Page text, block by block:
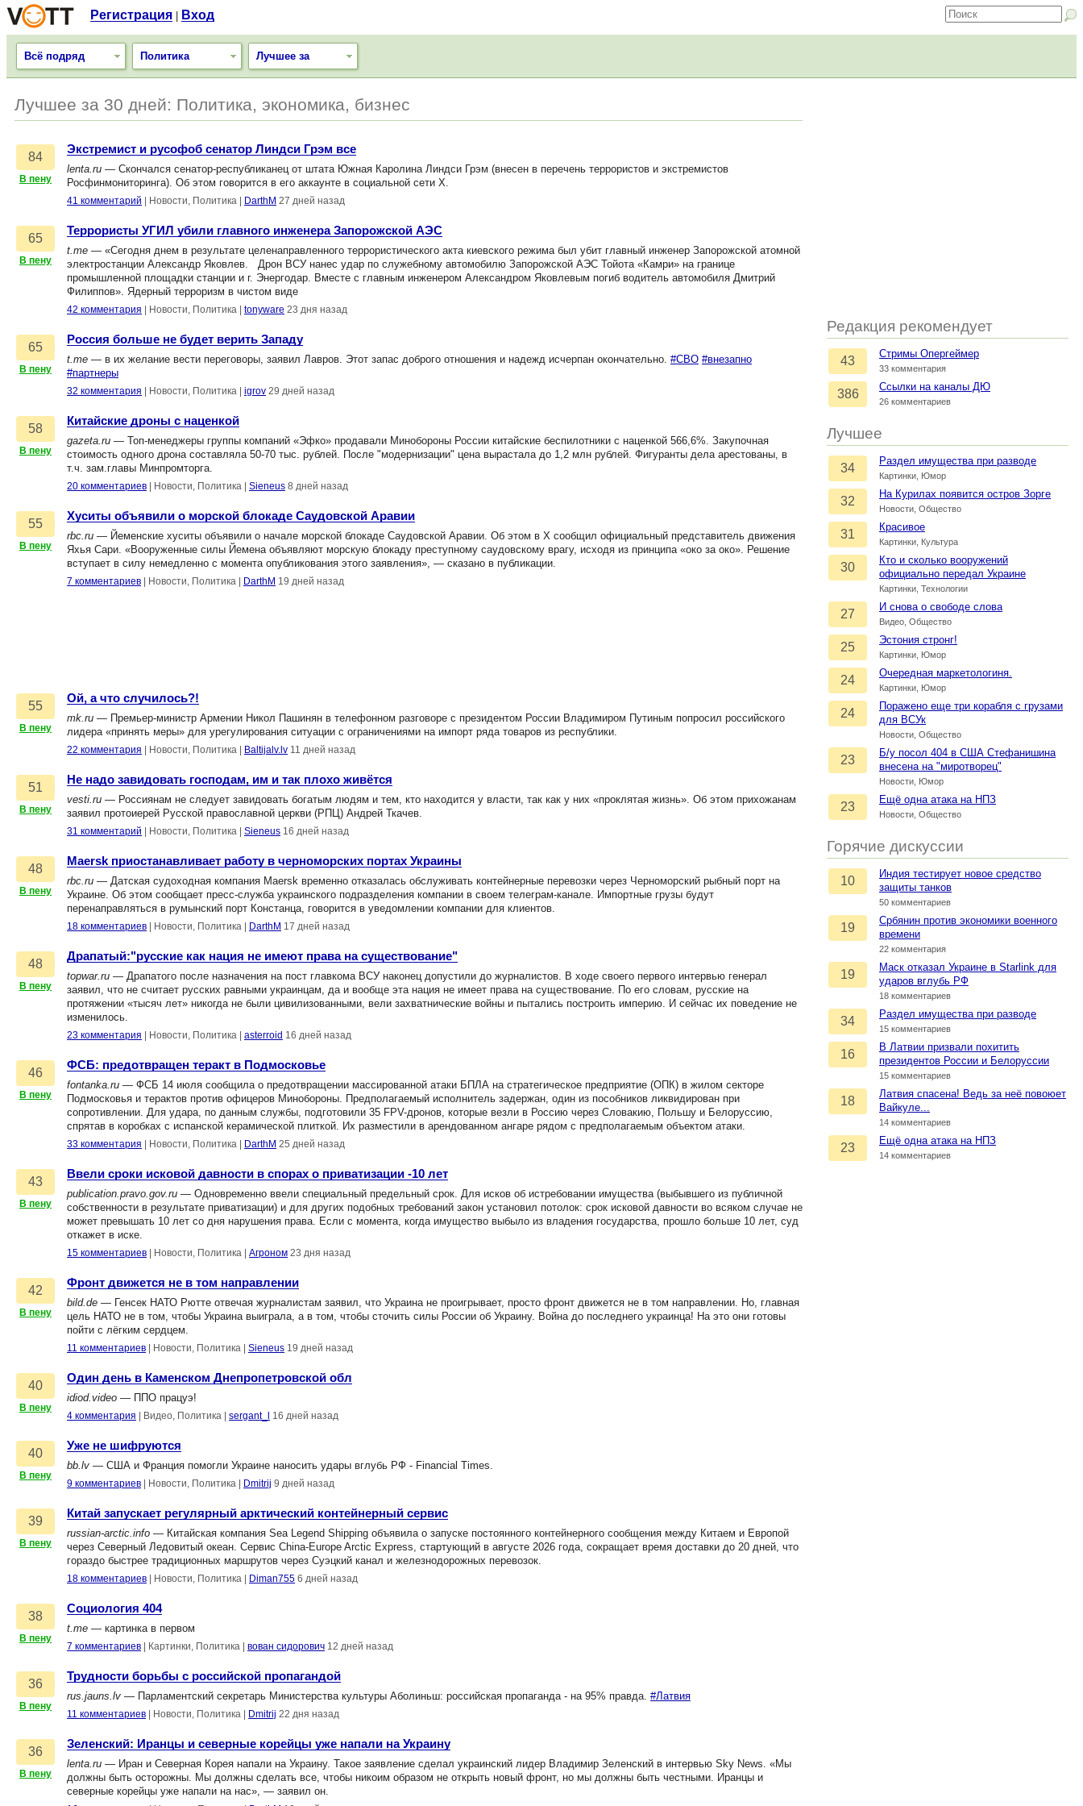
Регистрация Вход
Всё подряд Политика Лучшее за
Редакция рекомендует
43
Стримы Опергеймер
33 комментария
386
Ссылки на каналы ДЮ
26 комментариев
Лучшее
34
Раздел имущества при разводе
Картинки, Юмор
32
На Курилах появится остров Зорге
Новости, Общество
31
Красивое
Картинки, Культура
30
Кто и сколько вооружений
официально передал Украине
Картинки, Технологии
27
И снова о свободе слова
Видео, Общество
25
Эстония стронг!
Картинки, Юмор
24
Очередная маркетологиня.
Картинки, Юмор
24
Поражено еще три корабля с грузами
для ВСУк
Новости, Общество
23
Б/у посол 404 в США Стефанишина
внесена на "миротворец"
Новости, Юмор
23
Ещё одна атака на НПЗ
Новости, Общество
Горячие дискуссии
10
Индия тестирует новое средство
защиты танков
50 комментариев
19
Србянин против экономики военного
времени
22 комментария
19
Маск отказал Украине в Starlink для
ударов вглубь РФ
18 комментариев
34
Раздел имущества при разводе
15 комментариев
16
В Латвии призвали похитить
президентов России и Белоруссии
15 комментариев
18
Латвия спасена! Ведь за неё повоюет
Вайкуле...
14 комментариев
23
Ещё одна атака на НПЗ
14 комментариев
Лучшее за 30 дней: Политика, экономика, бизнес
84
В пену
Экстремист и русофоб сенатор Линдси Грэм все
lenta.ru — Скончался сенатор-республиканец от штата Южная Каролина Линдси Грэм (внесен в перечень террористов и экстремистов
Росфинмониторинга). Об этом говорится в его аккаунте в социальной сети X.
41 комментарий Новости, Политика DarthM 27 дней назад
65
В пену
Террористы УГИЛ убили главного инженера Запорожской АЭС
t.me — «Сегодня днем в результате целенаправленного террористического акта киевского режима был убит главный инженер Запорожской атомной
электростанции Александр Яковлев. Дрон ВСУ нанес удар по служебному автомобилю Запорожской АЭС Тойота «Камри» на границе
промышленной площадки станции и г. Энергодар. Вместе с главным инженером Александром Яковлевым погиб водитель автомобиля Дмитрий
Филиппов». Ядерный терроризм в чистом виде
42 комментария Новости, Политика tonyware 23 дня назад
65
В пену
Россия больше не будет верить Западу
t.me — в их желание вести переговоры, заявил Лавров. Этот запас доброго отношения и надежд исчерпан окончательно. #СВО #внезапно
#партнеры
32 комментария Новости, Политика igrov 29 дней назад
58
В пену
Китайские дроны с наценкой
gazeta.ru — Топ-менеджеры группы компаний «Эфко» продавали Минобороны России китайские беспилотники с наценкой 566,6%. Закупочная
стоимость одного дрона составляла 50-70 тыс. рублей. После "модернизации" цена вырастала до 1,2 млн рублей. Фигуранты дела арестованы, в
т.ч. зам.главы Минпромторга.
20 комментариев Новости, Политика Sieneus 8 дней назад
55
В пену
Хуситы объявили о морской блокаде Саудовской Аравии
rbc.ru — Йеменские хуситы объявили о начале морской блокаде Саудовской Аравии. Об этом в X сообщил официальный представитель движения
Яхья Сари. «Вооруженные силы Йемена объявляют морскую блокаду преступному саудовскому врагу, исходя из принципа «око за око». Решение
вступает в силу немедленно с момента опубликования этого заявления», — сказано в публикации.
7 комментариев Новости, Политика DarthM 19 дней назад
55
В пену
Ой, а что случилось?!
mk.ru — Премьер-министр Армении Никол Пашинян в телефонном разговоре с президентом России Владимиром Путиным попросил российского
лидера «принять меры» для урегулирования ситуации с ограничениями на импорт ряда товаров из республики.
22 комментария Новости, Политика Baltijalv.lv 11 дней назад
51
В пену
Не надо завидовать господам, им и так плохо живётся
vesti.ru — Россиянам не следует завидовать богатым людям и тем, кто находится у власти, так как у них «проклятая жизнь». Об этом прихожанам
заявил протоиерей Русской православной церкви (РПЦ) Андрей Ткачев.
31 комментарий Новости, Политика Sieneus 16 дней назад
48
В пену
Maersk приостанавливает работу в черноморских портах Украины
rbc.ru — Датская судоходная компания Maersk временно отказалась обслуживать контейнерные перевозки через Черноморский рыбный порт на
Украине. Об этом сообщает пресс-служба украинского подразделения компании в своем телеграм-канале. Импортные грузы будут
перенаправляться в румынский порт Констанца, говорится в уведомлении компании для клиентов.
18 комментариев Новости, Политика DarthM 17 дней назад
48
В пену
Драпатый:"русские как нация не имеют права на существование"
topwar.ru — Драпатого после назначения на пост главкома ВСУ наконец допустили до журналистов. В ходе своего первого интервью генерал
заявил, что не считает русских равными украинцам, да и вообще эта нация не имеет права на существование. По его словам, русские на
протяжении «тысяч лет» никогда не были цивилизованными, вели захватнические войны и пытались построить империю. И сейчас их поведение не
изменилось.
23 комментария Новости, Политика asterroid 16 дней назад
46
В пену
ФСБ: предотвращен теракт в Подмосковье
fontanka.ru — ФСБ 14 июля сообщила о предотвращении массированной атаки БПЛА на стратегическое предприятие (ОПК) в жилом секторе
Подмосковья и терактов против офицеров Минобороны. Предполагаемый исполнитель задержан, один из пособников ликвидирован при
сопротивлении. Для удара, по данным службы, подготовили 35 FPV-дронов, которые везли в Россию через Словакию, Польшу и Белоруссию,
спрятав в коробках с испанской керамической плиткой. Их разместили в арендованном ангаре рядом с предполагаемым объектом атаки.
33 комментария Новости, Политика DarthM 25 дней назад
43
В пену
Ввели сроки исковой давности в спорах о приватизации -10 лет
publication.pravo.gov.ru — Одновременно ввели специальный предельный срок. Для исков об истребовании имущества (выбывшего из публичной
собственности в результате приватизации) и для других подобных требований закон установил потолок: срок исковой давности во всяком случае не
может превышать 10 лет со дня нарушения права. Если с момента, когда имущество выбыло из владения государства, прошло больше 10 лет, суд
откажет в иске.
15 комментариев Новости, Политика Агроном 23 дня назад
42
В пену
Фронт движется не в том направлении
bild.de — Генсек НАТО Рютте отвечая журналистам заявил, что Украина не проигрывает, просто фронт движется не в том направлении. Но, главная
цель НАТО не в том, чтобы Украина выиграла, а в том, чтобы сточить силы России об Украину. Война до последнего украинца! На это они готовы
пойти с лёгким сердцем.
11 комментариев Новости, Политика Sieneus 19 дней назад
40
В пену
Один день в Каменском Днепропетровской обл
idiod.video — ППО працуэ!
4 комментария Видео, Политика sergant_l 16 дней назад
40
В пену
Уже не шифруются
bb.lv — США и Франция помогли Украине наносить удары вглубь РФ - Financial Times.
9 комментариев Новости, Политика Dmitrij 9 дней назад
39
В пену
Китай запускает регулярный арктический контейнерный сервис
russian-arctic.info — Китайская компания Sea Legend Shipping объявила о запуске постоянного контейнерного сообщения между Китаем и Европой
через Северный Ледовитый океан. Сервис China-Europe Arctic Express, стартующий в августе 2026 года, сокращает время доставки до 20 дней, что
гораздо быстрее традиционных маршрутов через Суэцкий канал и железнодорожных перевозок.
18 комментариев Новости, Политика Diman755 6 дней назад
38
В пену
Социология 404
t.me — картинка в первом
7 комментариев Картинки, Политика вован сидорович 12 дней назад
36
В пену
Трудности борьбы с российской пропагандой
rus.jauns.lv — Парламентский секретарь Министерства культуры Аболиньш: российская пропаганда - на 95% правда. #Латвия
11 комментариев Новости, Политика Dmitrij 22 дня назад
36
В пену
Зеленский: Иранцы и северные корейцы уже напали на Украину
lenta.ru — Иран и Северная Корея напали на Украину. Такое заявление сделал украинский лидер Владимир Зеленский в интервью Sky News. «Мы
должны быть осторожны. Мы должны сделать все, чтобы никоим образом не открыть новый фронт, но мы должны быть честными. Иранцы и
северные корейцы уже напали на нас», — заявил он.